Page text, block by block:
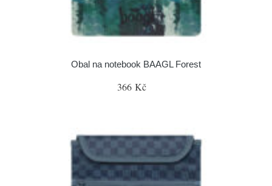
Obal na notebook BAAGL Forest
366 Kč